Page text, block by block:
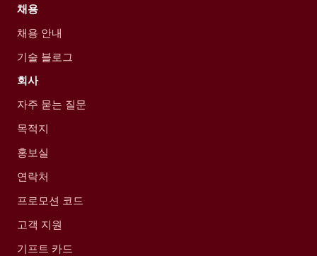
채용
채용 안내
기술 블로그
회사
자주 묻는 질문
목적지
홍보실
연락처
프로모션 코드
고객 지원
기프트 카드